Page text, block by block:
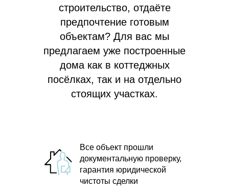
строительство, отдаёте
предпочтение готовым
объектам? Для вас мы
предлагаем уже построенные
дома как в коттеджных
посёлках, так и на отдельно
стоящих участках.
Все объект прошли
документальную проверку,
гарантия юридической
чистоты сделки